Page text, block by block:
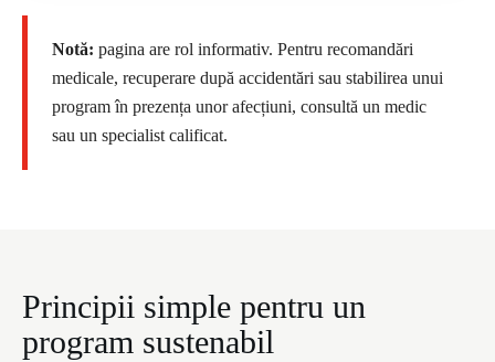
Notă: pagina are rol informativ. Pentru recomandări
medicale, recuperare după accidentări sau stabilirea unui
program în prezența unor afecțiuni, consultă un medic
sau un specialist calificat.
Principii simple pentru un
program sustenabil